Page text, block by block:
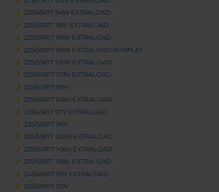
225/45R17 94W EXTRALOAD
225/50R17 98V EXTRALOAD
225/50R17 98W EXTRALOAD
225/50R17 98W EXTRALOAD RUNFLAT
225/55R17 101W EXTRALOAD
225/60R17 103V EXTRALOAD
225/60R17 99H
225/65R17 106H EXTRALOAD
235/45R17 97Y EXTRALOAD
235/50R17 96V
235/55R17 103W EXTRALOAD
235/60R17 106H EXTRALOAD
235/65R17 108V EXTRALOAD
245/45R17 99Y EXTRALOAD
255/65R17 110V